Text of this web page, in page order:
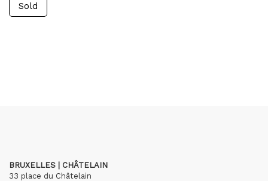
Sold
BRUXELLES | CHÂTELAIN
33 place du Châtelain